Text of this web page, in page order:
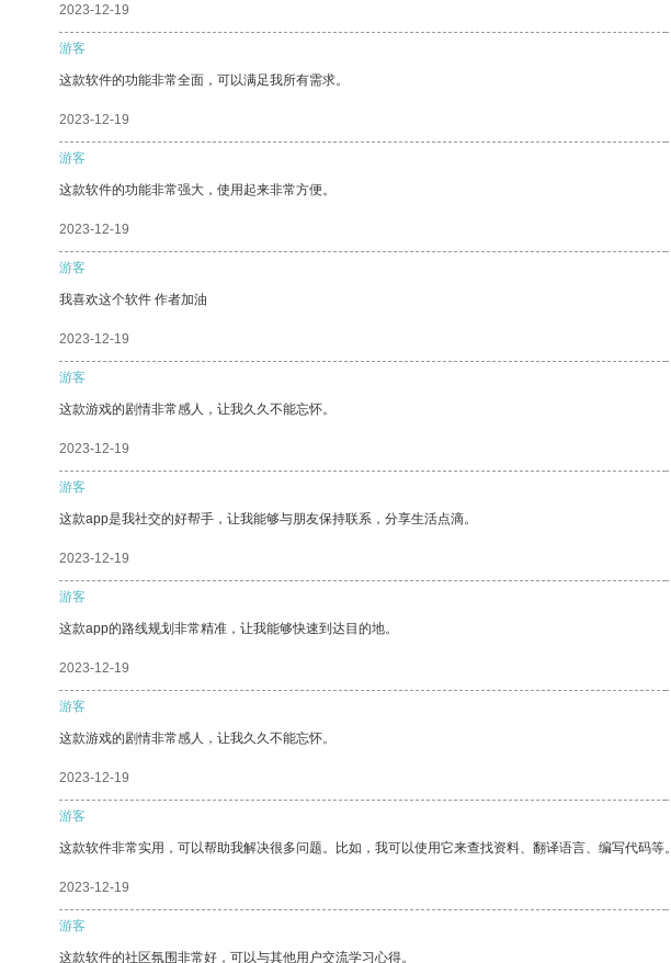
2023-12-19
游客
这款软件的功能非常全面，可以满足我所有需求。
2023-12-19
游客
这款软件的功能非常强大，使用起来非常方便。
2023-12-19
游客
我喜欢这个软件 作者加油
2023-12-19
游客
这款游戏的剧情非常感人，让我久久不能忘怀。
2023-12-19
游客
这款app是我社交的好帮手，让我能够与朋友保持联系，分享生活点滴。
2023-12-19
游客
这款app的路线规划非常精准，让我能够快速到达目的地。
2023-12-19
游客
这款游戏的剧情非常感人，让我久久不能忘怀。
2023-12-19
游客
这款软件非常实用，可以帮助我解决很多问题。比如，我可以使用它来查找资料、翻译语言、编写代码等。
2023-12-19
游客
这款软件的社区氛围非常好，可以与其他用户交流学习心得。